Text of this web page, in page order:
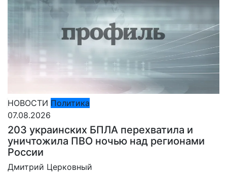
НОВОСТИ Политика
07.08.2026
203 украинских БПЛА перехватила и
уничтожила ПВО ночью над регионами
России
Дмитрий Церковный